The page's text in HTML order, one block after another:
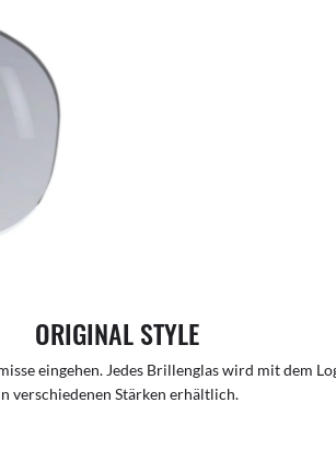
ORIGINAL STYLE
eingehen. Jedes Brillenglas wird mit dem
verschiedenen Stärken erhältlich.